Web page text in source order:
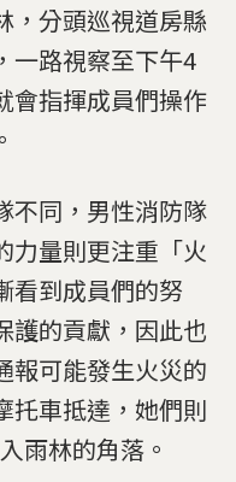
，分頭巡視道房縣
一路視察至下午4
會指揮成員們操作
不同，男性消防隊
力量則更注重「火
看到成員們的努
護的貢獻，因此也
報可能發生火災的
托車抵達，她們則
雨林的角落。